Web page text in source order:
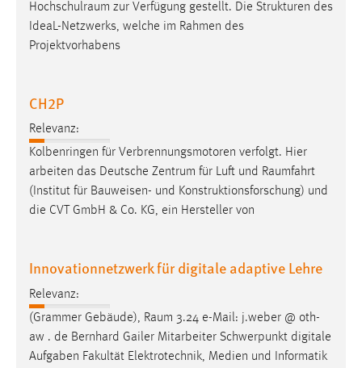
Hochschulraum zur Verfügung gestellt. Die Strukturen des
IdeaL-Netzwerks, welche im Rahmen des
Projektvorhabens
CH2P
Relevanz:
Kolbenringen für Verbrennungsmotoren verfolgt. Hier
arbeiten das Deutsche Zentrum für Luft und Raumfahrt
(Institut für Bauweisen- und Konstruktionsforschung) und
die CVT GmbH & Co. KG, ein Hersteller von
Innovationnetzwerk für digitale adaptive Lehre
Relevanz:
(Grammer Gebäude), Raum 3.24 e-Mail: j.weber @ oth-
aw . de Bernhard Gailer Mitarbeiter Schwerpunkt digitale
Aufgaben Fakultät Elektrotechnik, Medien und Informatik
Vimeo